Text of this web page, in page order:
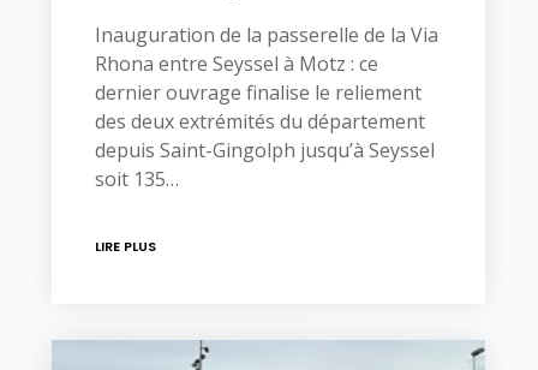
Inauguration de la passerelle de la Via
Rhona entre Seyssel à Motz : ce
dernier ouvrage finalise le reliement
des deux extrémités du département
depuis Saint-Gingolph jusqu’à Seyssel
soit 135…
LIRE PLUS